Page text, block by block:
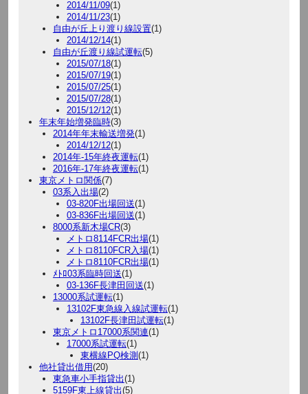
2014/11/09(1)
2014/11/23(1)
自由が丘上り渡り線設置(1)
2014/12/14(1)
自由が丘渡り線試運転(5)
2015/07/18(1)
2015/07/19(1)
2015/07/25(1)
2015/07/28(1)
2015/12/12(1)
年末年始増発臨時(3)
2014年年末輸送増発(1)
2014/12/12(1)
2014年-15年終夜運転(1)
2016年-17年終夜運転(1)
東京メトロ関係(7)
03系入出場(2)
03-820F出場回送(1)
03-836F出場回送(1)
8000系新木場CR(3)
メトロ8114FCR出場(1)
メトロ8110FCR入場(1)
メトロ8110FCR出場(1)
ﾒﾄﾛ03系臨時回送(1)
03-136F長津田回送(1)
13000系試運転(1)
13102F東急線入線試運転(1)
13102F長津田試運転(1)
東京メトロ17000系関連(1)
17000系試運転(1)
東横線PQ検測 (1)
他社貸出借用(20)
東急車小手指貸出(1)
5159F東上線貸出(5)